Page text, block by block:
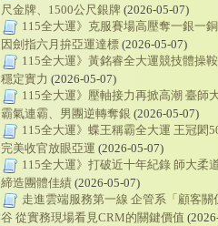
尺金牌、1500公尺銀牌 (2026-05-07)
115全大運》克服賽場高壓奪一銀一
因劍指六月拚亞運達標 (2026-05-07)
115全大運》黃銘睿全大運競技體操
穩定實力 (2026-05-07)
115全大運》壓軸接力再掀高潮 臺師
霸氣連霸、男團逆轉奪銀 (2026-05-07)
115全大運》蝶王稱霸全大運 王冠閎
完美收官放眼亞運 (2026-05-07)
115全大運》打破近十年紀錄 師大柔
締造團體佳績 (2026-05-07)
走進雲端服務第一線 企管系「顧客
谷 從實務現場看見CRM的關鍵價值